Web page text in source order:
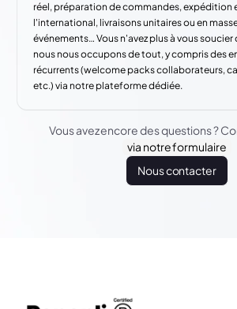
réel, préparation de commandes, expédition
l'international, livraisons unitaires ou en
événements… Vous n'avez plus à vous soucier
nous nous occupons de tout, y compris des
récurrents (welcome packs collaborateurs,
etc.) via notre plateforme dédiée.
Vous avez encore des questions ?
via notre formulaire
Nous contacter